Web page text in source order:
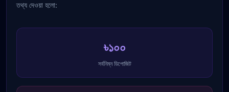
তথ্য দেওয়া হলো:
৳১০০
সর্বনিম্ন ডিপোজিট